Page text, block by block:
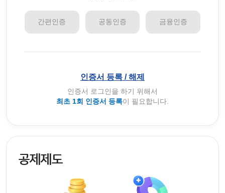
간편인증 공동인증 금융인증
인증서 등록 / 해제
인증서 로그인을 하기 위해서
최초 1회 인증서 등록이 필요합니다.
공제제도